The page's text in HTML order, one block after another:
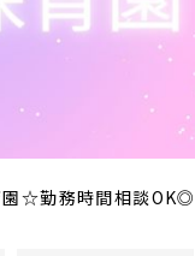
☆勤務時間相談